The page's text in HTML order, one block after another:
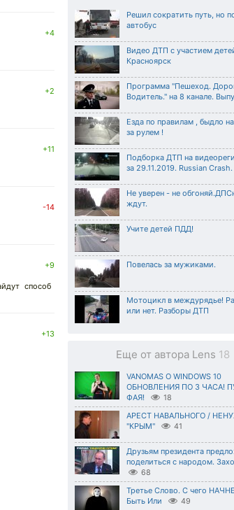
Решил сократить путь, но
автобус
Видео ДТП с участием
Красноярск
Программа "Пешеход.
Водитель." на 8 канале.
Езда по правилам , быдло
за рулем !
Подборка ДТП на
за 29.11.2019. Russian
Не уверен - не
ждут.
Учите детей ПДД!
Повелась за мужиками.
Мотоцикл в междурядье!
или нет. Разборы ДТП
Еще от автора Lens 18
VANOMAS О WINDOWS 10
ОБНОВЛЕНИЯ ПО 3 ЧАСА!
ФАЯ!
18
АРЕСТ НАВАЛЬНОГО /
"КРЫМ"
41
Друзьям президента
поделиться с народом.
68
Третье Слово. С чего
Быть Или
49
+4
+2
+11
-14
+9
способ
+13